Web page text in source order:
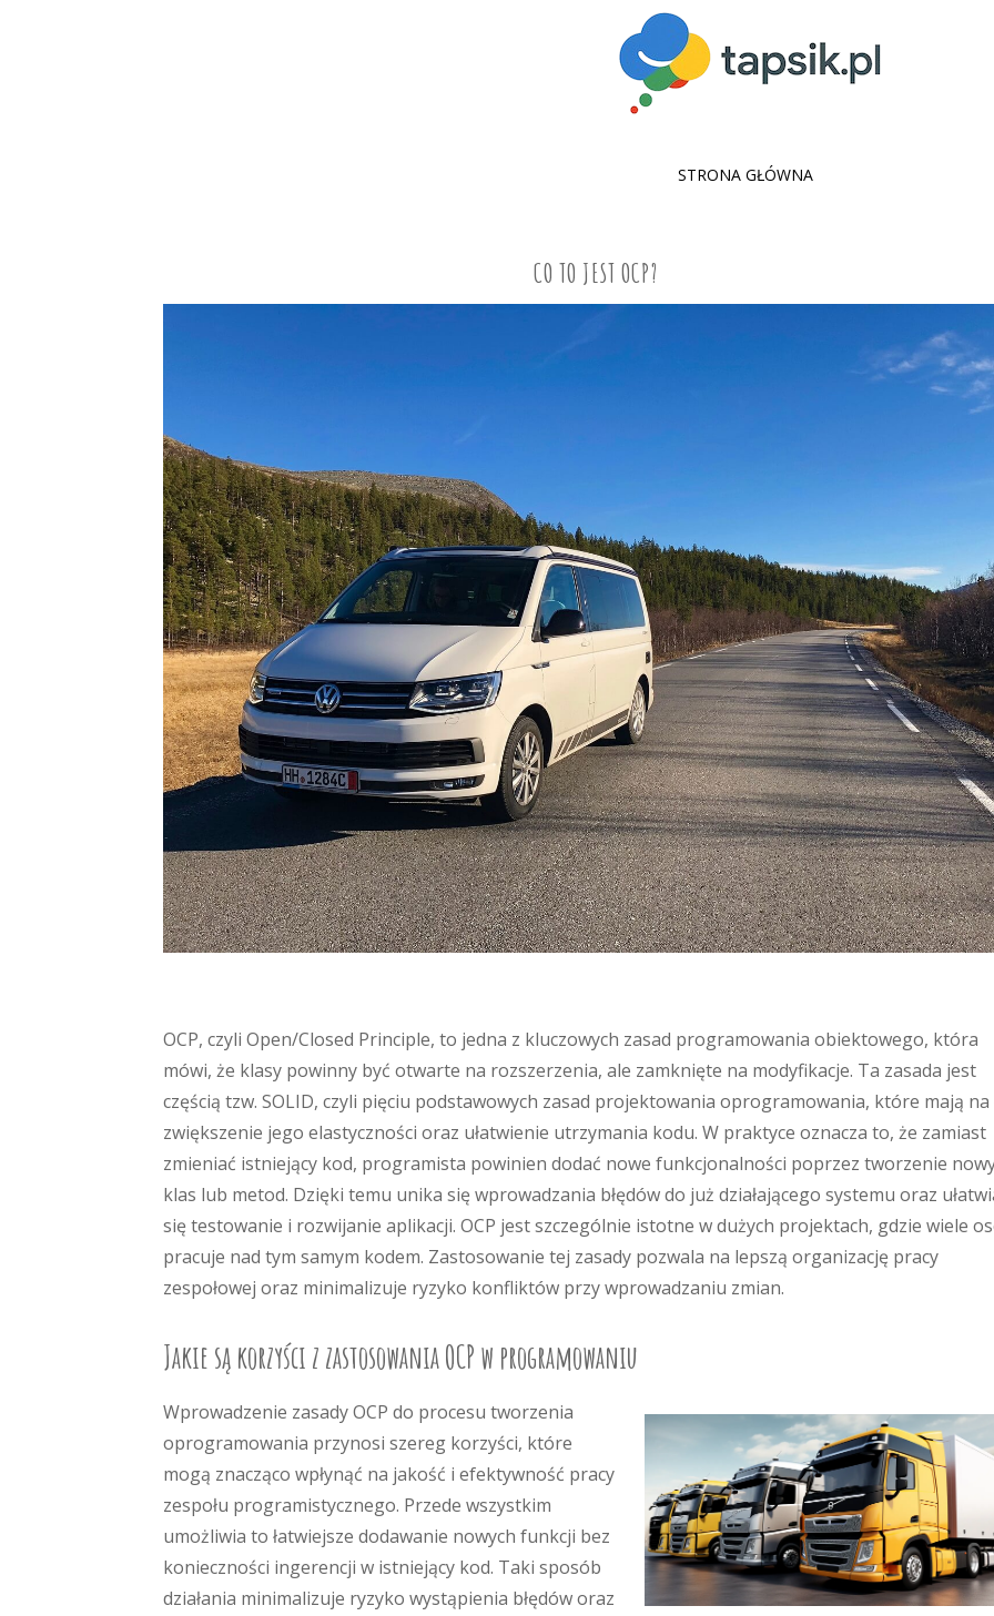
SKIP
STRONA GŁÓWNA
CO TO JEST OCP?
OCP, czyli Open/Closed Principle, to jedna z kluczowych zasad programowania obiektowego, która
mówi, że klasy powinny być otwarte na rozszerzenia, ale zamknięte na modyfikacje. Ta zasada jest
częścią tzw. SOLID, czyli pięciu podstawowych zasad projektowania oprogramowania, które mają na
zwiększenie jego elastyczności oraz ułatwienie utrzymania kodu. W praktyce oznacza to, że zamiast
zmieniać istniejący kod, programista powinien dodać nowe funkcjonalności poprzez tworzenie
klas lub metod. Dzięki temu unika się wprowadzania błędów do już działającego systemu oraz
się testowanie i rozwijanie aplikacji. OCP jest szczególnie istotne w dużych projektach, gdzie wiele
pracuje nad tym samym kodem. Zastosowanie tej zasady pozwala na lepszą organizację pracy
zespołowej oraz minimalizuje ryzyko konfliktów przy wprowadzaniu zmian.
Jakie są korzyści z zastosowania OCP w programowaniu
Wprowadzenie zasady OCP do procesu tworzenia
oprogramowania przynosi szereg korzyści, które
mogą znacząco wpłynąć na jakość i efektywność pracy
zespołu programistycznego. Przede wszystkim
umożliwia to łatwiejsze dodawanie nowych funkcji bez
konieczności ingerencji w istniejący kod. Taki sposób
działania minimalizuje ryzyko wystąpienia błędów oraz